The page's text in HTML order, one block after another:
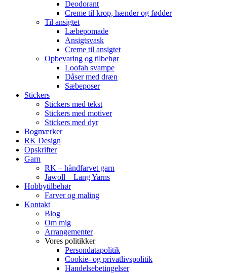
Deodorant
Creme til krop, hænder og fødder
Til ansigtet
Læbepomade
Ansigtsvask
Creme til ansigtet
Opbevaring og tilbehør
Loofah svampe
Dåser med dræn
Sæbeposer
Stickers
Stickers med tekst
Stickers med motiver
Stickers med dyr
Bogmærker
RK Design
Opskrifter
Garn
RK – håndfarvet garn
Jawoll – Lang Yarns
Hobbytilbehør
Farver og maling
Kontakt
Blog
Om mig
Arrangementer
Vores politikker
Persondatapolitik
Cookie- og privatlivspolitik
Handelsebetingelser